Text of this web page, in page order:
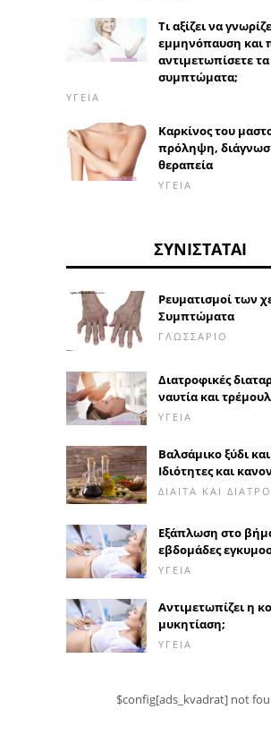
Τι αξίζει να
εμμηνόπαυση και
αντιμετωπίσετε τα
συμπτώματα;
ΥΓΕΊΑ
Καρκίνος του
πρόληψη,
θεραπεία
ΥΓΕΊΑ
ΣΥΝΙΣΤΆΤΑΙ
Ρευματισμοί των
Συμπτώματα
ΓΛΩΣΣΆΡΙΟ
Διατροφικές
ναυτία και
ΥΓΕΊΑ
Βαλσάμικο ξύδι
Ιδιότητες και
ΔΊΑΙΤΑ ΚΑΙ
Εξάπλωση στο
εβδομάδες
ΥΓΕΊΑ
Αντιμετωπίζει η
μυκητίαση;
ΥΓΕΊΑ
$config[ads_kvadrat] not